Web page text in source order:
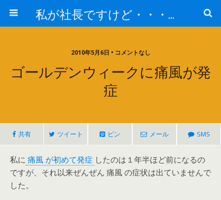
私が社長ですけど・・・何か!?
2010年5月6日 • コメントなし
ゴールデンウィークに痛風が発
症
共有 ツイート ピン メール SMS
私に 痛風 が初めて発症 したのは１年半ほど前になるの
ですが、それ以来ぜんぜん 痛風 の症状は出ていませんで
した。